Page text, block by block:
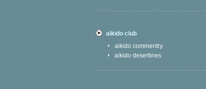
aikido club
aikido commentry
aikido desertines